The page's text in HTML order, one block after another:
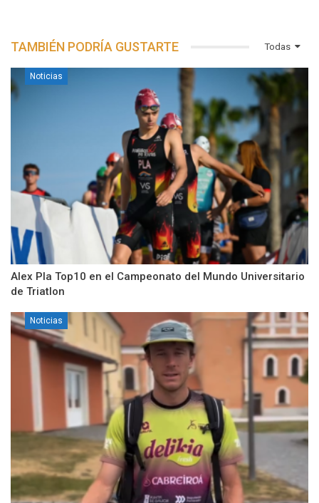
Todas
TAMBIÉN PODRÍA GUSTARTE
Noticias
Alex Pla Top10 en el Campeonato del Mundo Universitario
de Triatlon
Noticias